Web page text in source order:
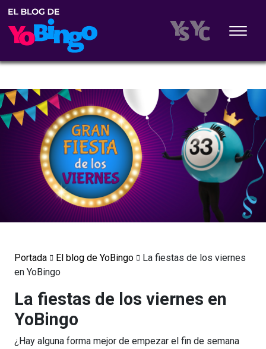
Portada El blog de YoBingo
La fiestas de los viernes
en YoBingo
La fiestas de los viernes en
YoBingo
¿Hay alguna forma mejor de empezar el fin de semana